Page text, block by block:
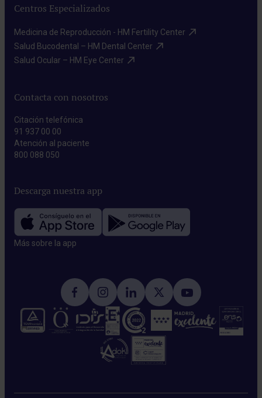
Centros Especializados
Medicina de Reproducción - HM Fertility Center​
Salud Bucodental – HM Dental Center​
Salud Ocular – HM Eye Center​
Contacta con nosotros
Citación telefónica
91 937 00 00
Atención al paciente
800 088 050
Descarga nuestra app
Más sobre la app​